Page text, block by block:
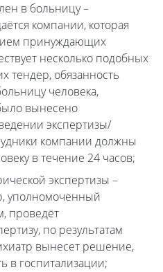
в больницу –
компании, которая
принуждающих
несколько подобных
тендер, обязанность
человека,
вынесено
экспертизы/
компании должны
в течение 24 часов;
экспертизы –
уполномоченный
проведёт
по результатам
вынесет решение,
в госпитализации;